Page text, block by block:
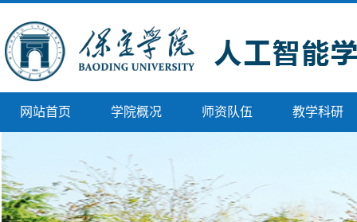
网站首页 学院概况 师资队伍 教学科研